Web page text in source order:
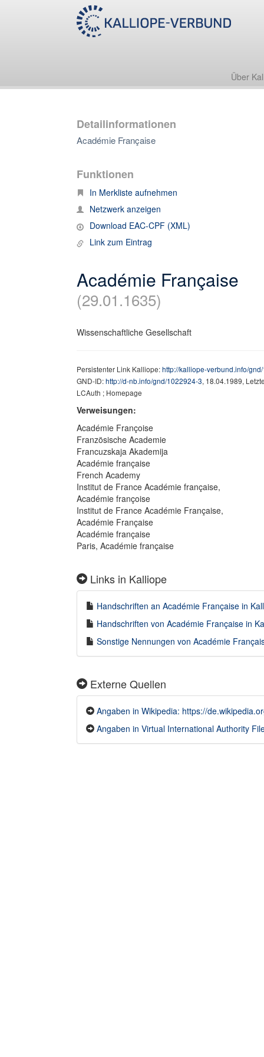
Über
Detailinformationen
Académie Française
Funktionen
In Merkliste aufnehmen
Netzwerk anzeigen
Download EAC-CPF (XML)
Link zum Eintrag
Académie Française
(29.01.1635)
Wissenschaftliche Gesellschaft
Persistenter Link Kalliope:http://kalliope-verbund.info/
GND-ID:http://d-nb.info/gnd/1022924-3, 18.04.1989,
LCAuth ; Homepage
Verweisungen:
Académie Françoise
Französische Academie
Francuzskaja Akademija
Académie française
French Academy
Institut de France Académie française,
Académie françoise
Institut de France Académie Française,
Académie Française
Académie française
Paris, Académie française
Links in Kalliope
Handschriften an Académie Française in
Handschriften von Académie Française in
Sonstige Nennungen von Académie
Externe Quellen
Angaben in Wikipedia: https://
Angaben in Virtual International Authority